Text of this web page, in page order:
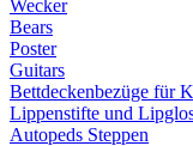
Wecker
Bears
Poster
Guitars
Bettdeckenbezüge für
Lippenstifte und
Autopeds Steppen